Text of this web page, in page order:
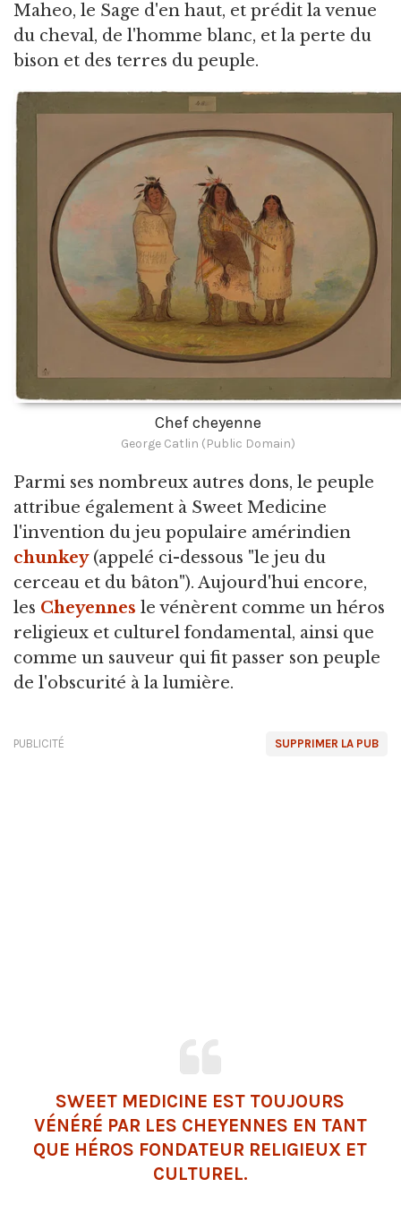
Maheo, le Sage d'en haut, et prédit la venue
du cheval, de l'homme blanc, et la perte du
bison et des terres du peuple.
Chef cheyenne
George Catlin (Public Domain)
Parmi ses nombreux autres dons, le peuple
attribue également à Sweet Medicine
l'invention du jeu populaire amérindien
chunkey(appelé ci-dessous "le jeu du
cerceau et du bâton"). Aujourd'hui encore,
les Cheyennes le vénèrent comme un héros
religieux et culturel fondamental, ainsi que
comme un sauveur qui fit passer son peuple
de l'obscurité à la lumière.
SUPPRIMER LA PUB
PUBLICITÉ
SWEET MEDICINE EST TOUJOURS
VÉNÉRÉ PAR LES CHEYENNES EN TANT
QUE HÉROS FONDATEUR RELIGIEUX ET
CULTUREL.